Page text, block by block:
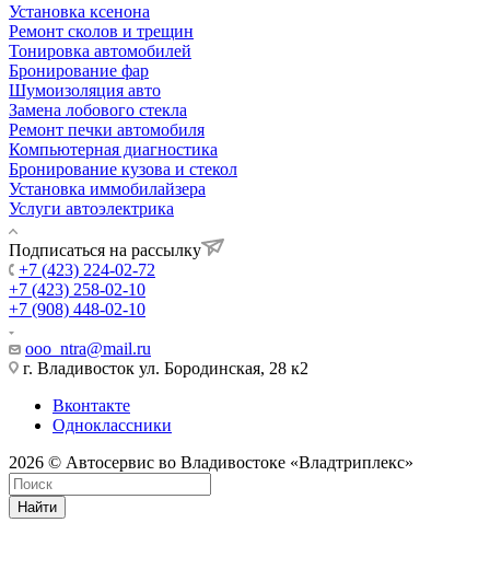
Установка ксенона
Ремонт сколов и трещин
Тонировка автомобилей
Бронирование фар
Шумоизоляция авто
Замена лобового стекла
Ремонт печки автомобиля
Компьютерная диагностика
Бронирование кузова и стекол
Установка иммобилайзера
Услуги автоэлектрика
Подписаться на рассылку
+7 (423) 224-02-72
+7 (423) 258-02-10
+7 (908) 448-02-10
ooo_ntra@mail.ru
г. Владивосток ул. Бородинская, 28 к2
Вконтакте
Одноклассники
2026 © Автосервис во Владивостоке «Владтриплекс»
Найти